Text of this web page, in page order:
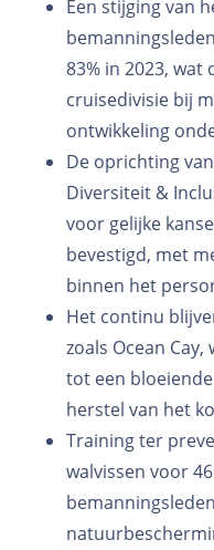
Een stijging van
83% in 2023,
cruisedivisie bij
ontwikkeling
De oprichting
Diversiteit &
voor gelijke
bevestigd, met
binnen het
Het continu
zoals Ocean
tot een
herstel van het
Training ter
walvissen voor